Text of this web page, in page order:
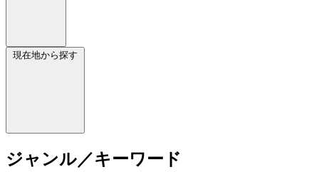
現在地から探す
ジャンル／キーワード